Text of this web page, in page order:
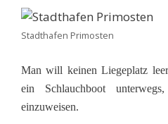
Stadthafen Primosten
Man will keinen Liegeplatz
ein Schlauchboot
einzuweisen.